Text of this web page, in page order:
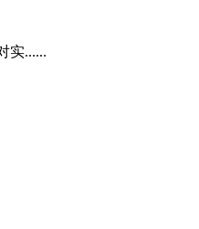
实......